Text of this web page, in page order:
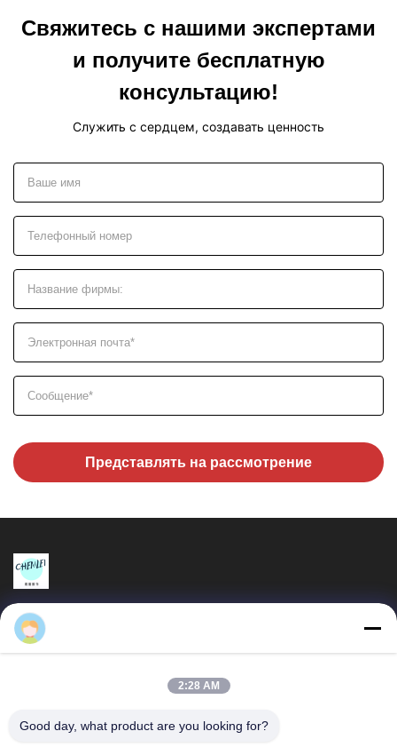
Свяжитесь с нашими экспертами
и получите бесплатную
консультацию!
Служить с сердцем, создавать ценность
Представлять на рассмотрение
Changshu Chenlei Apparel Co., Ltd.
CHANGSHU CHENLEI APPAREL CO., LTD. Наш завод был
провинция Цзянсу, в 90 километрах от аэропорта...
2:28 AM
Good day, what product are you looking for?